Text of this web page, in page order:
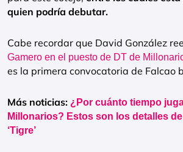
quien podría debutar.
Cabe recordar que David González
Gamero en el puesto de DT de
es la primera convocatoria de Falcao
Más noticias: ¿Por cuánto tiempo
Millonarios? Estos son los detalles
‘Tigre’